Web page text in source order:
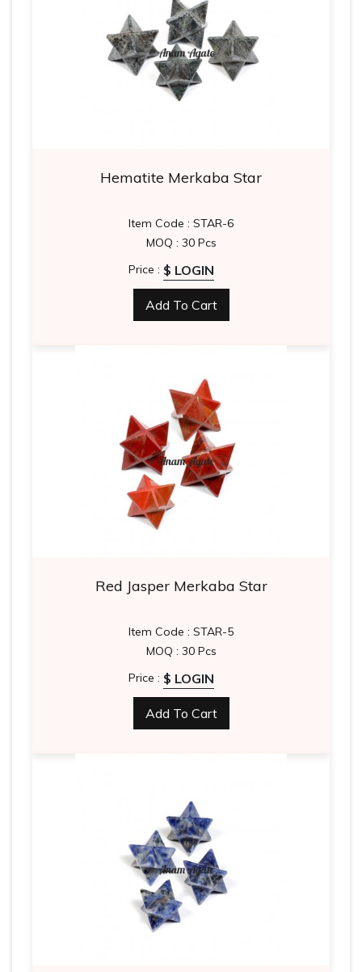
Hematite Merkaba Star
Item Code : STAR-6
MOQ : 30 Pcs
Price : $ LOGIN
Add To Cart
Red Jasper Merkaba Star
Item Code : STAR-5
MOQ : 30 Pcs
Price : $ LOGIN
Add To Cart